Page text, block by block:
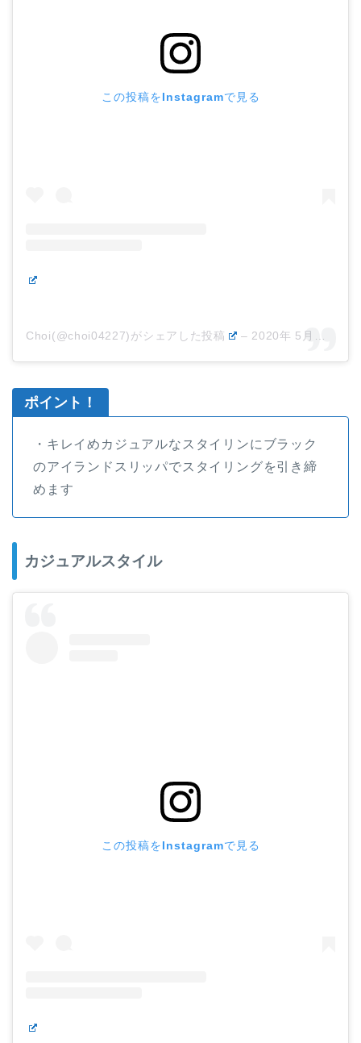
この投稿をInstagramで見る
Choi(@choi04227)がシェアした投稿 – 2020年 5月月14日午前3時39分PDT
ポイント！
・キレイめカジュアルなスタイリンにブラック
のアイランドスリッパでスタイリングを引き締
めます
カジュアルスタイル
この投稿をInstagramで見る